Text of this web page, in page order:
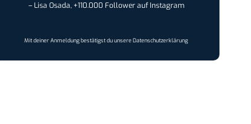
– Lisa Osada, +110.000 Follower auf Instagram
Mit deiner Anmeldung bestätigst du unsereDatenschutzerklärung